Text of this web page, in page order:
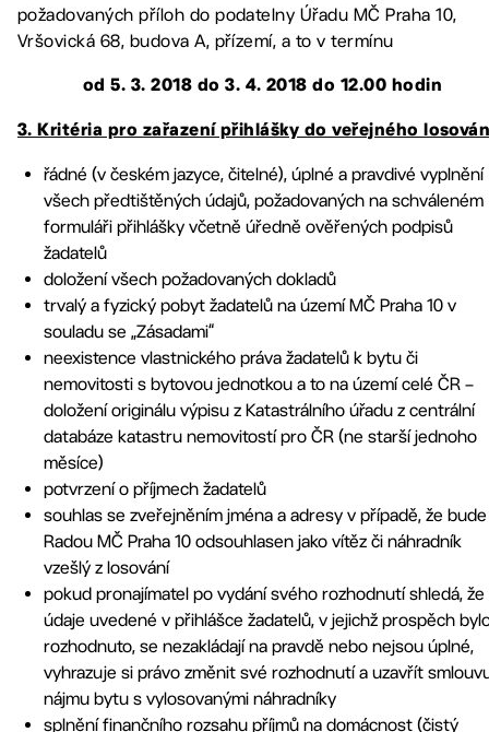
požadovaných příloh do podatelny Úřadu MČ Praha 10,
Vršovická 68, budova A, přízemí, a to v termínu
od 5. 3. 2018 do 3. 4. 2018 do 12.00 hodin
3. Kritéria pro zařazení přihlášky do veřejného
řádné (v českém jazyce, čitelné), úplné a pravdivé vyplnění
všech předtištěných údajů, požadovaných na schváleném
formuláři přihlášky včetně úředně ověřených podpisů
žadatelů
doložení všech požadovaných dokladů
trvalý a fyzický pobyt žadatelů na území MČ Praha 10 v
souladu se „Zásadami“
neexistence vlastnického práva žadatelů k bytu či
nemovitosti s bytovou jednotkou a to na území celé ČR –
doložení originálu výpisu z Katastrálního úřadu z centrální
databáze katastru nemovitostí pro ČR (ne starší jednoho
měsíce)
potvrzení o příjmech žadatelů
souhlas se zveřejněním jména a adresy v případě, že bude
Radou MČ Praha 10 odsouhlasen jako vítěz či náhradník
vzešlý z losování
pokud pronajímatel po vydání svého rozhodnutí shledá, že
údaje uvedené v přihlášce žadatelů, v jejichž prospěch
rozhodnuto, se nezakládají na pravdě nebo nejsou úplné,
vyhrazuje si právo změnit své rozhodnutí a uzavřít
nájmu bytu s vylosovanými náhradníky
splnění finančního rozsahu příjmů na domácnost (čistý